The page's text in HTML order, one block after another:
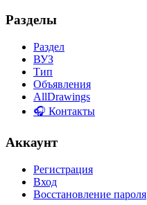
Разделы
Раздел
ВУЗ
Тип
Объявления
AllDrawings
🎧 Контакты
Аккаунт
Регистрация
Вход
Восстановление пароля